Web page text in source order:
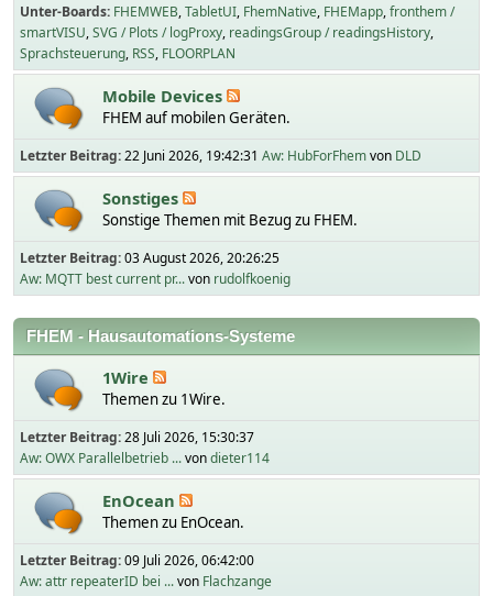
Unter-Boards FHEMWEB TabletUI FhemNative FHEMapp fronthem /
smartVISU SVG / Plots / logProxy readingsGroup / readingsHistory
Sprachsteuerung RSS FLOORPLAN
Mobile Devices
FHEM auf mobilen Geräten.
Letzter Beitrag:22 Juni 2026, 19:42:31 Aw: HubForFhemvon DLD
Sonstiges
Sonstige Themen mit Bezug zu FHEM.
Letzter Beitrag:03 August 2026, 20:26:25
Aw: MQTT best current pr...von rudolfkoenig
FHEM - Hausautomations-Systeme
1Wire
Themen zu 1Wire.
Letzter Beitrag:28 Juli 2026, 15:30:37
Aw: OWX Parallelbetrieb ...vondieter114
EnOcean
Themen zu EnOcean.
Letzter Beitrag:09 Juli 2026, 06:42:00
Aw: attr repeaterID bei ...von Flachzange